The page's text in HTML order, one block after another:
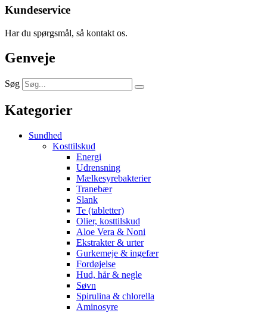
Kundeservice
Har du spørgsmål, så kontakt os.
Genveje
Søg
Kategorier
Sundhed
Kosttilskud
Energi
Udrensning
Mælkesyrebakterier
Tranebær
Slank
Te (tabletter)
Olier, kosttilskud
Aloe Vera & Noni
Ekstrakter & urter
Gurkemeje & ingefær
Fordøjelse
Hud, hår & negle
Søvn
Spirulina & chlorella
Aminosyre